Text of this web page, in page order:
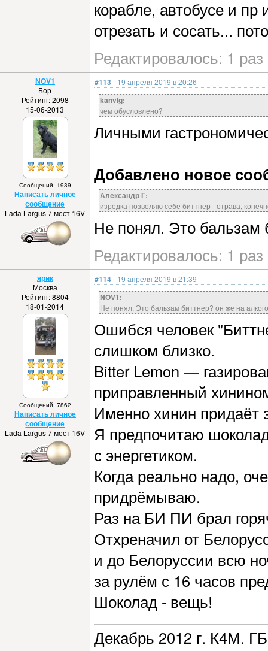
корабле, автобусе и
отрезать и сосать...
Редактировалось: 1
NOV1
Бор
Рейтинг: 2098
15-06-2013
Сообщений: 1939
Написать личное
сообщение
Lada Largus 7 мест 16V
#113 - 19 апреля 2019 в 20:26
kanvlg:
чем обусловлено?
Личными
Добавлено новое
Александр Г:
изредка позволяю себе биттнер - отрава,
Не понял. Это бальзам
Редактировалось: 1
ярик
Москва
Рейтинг: 8804
18-01-2014
Сообщений: 7862
Написать личное
сообщение
Lada Largus 7 мест 16V
#114- 19 апреля 2019 в 21:39
NOV1:
Не понял. Это бальзам биттнер? он же на
Ошибся человек
слишком близко.
Bitter Lemon —
приправленный
Именно хинин придаёт
Я предпочитаю
с энергетиком.
Когда реально надо,
придрёмываю.
Раз на БИ ПИ брал
Отхреначил от
и до Белоруссии всю
за рулём с 16 часов
Шоколад - вещь!
Декабрь 2012 г. К4М.